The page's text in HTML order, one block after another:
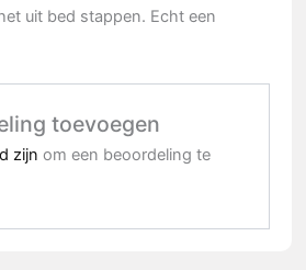
uit bed stappen. Echt een
toevoegen
zijn om een beoordeling te